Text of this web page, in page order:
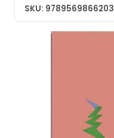
SKU: 9789569866203